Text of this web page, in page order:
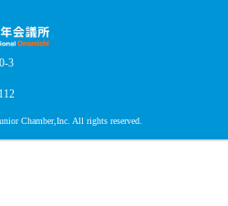
3
Chamber,Inc. All rights reserved.